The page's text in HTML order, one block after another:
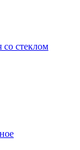
со стеклом